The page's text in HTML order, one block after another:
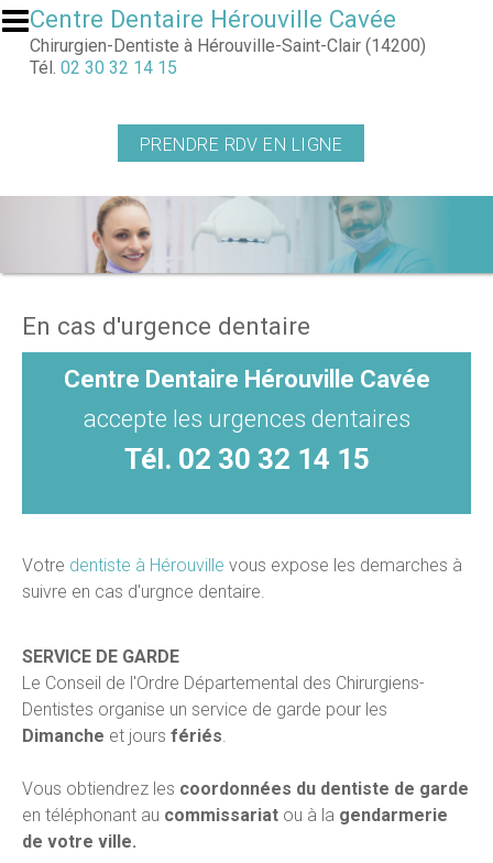
Aller au contenu principal
Centre Dentaire Hérouville Cavée
Chirurgien-Dentiste à Hérouville-Saint-Clair (14200)
Tél.02 30 32 14 15
PRENDRE RDV EN LIGNE
En cas d'urgence dentaire
Centre Dentaire Hérouville Cavée
accepte les urgences dentaires
Tél. 02 30 32 14 15
Votre dentiste à Hérouville vous expose les demarches à
suivre en cas d'urgnce dentaire.
SERVICE DE GARDE
Le Conseil de l'Ordre Départemental des Chirurgiens-
Dentistes organise un service de garde pour les
Dimanche et jours fériés.
Vous obtiendrez les coordonnées du dentiste de garde
en téléphonant au commissariat ou à la gendarmerie
de votre ville.